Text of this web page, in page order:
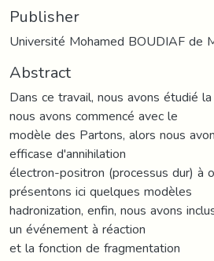
Publisher
Université Mohamed BOUDIAF de
Abstract
Dans ce travail, nous avons étudié
nous avons commencé avec le
modèle des Partons, alors nous
efficase d'annihilation
électron-positron (processus dur) à
présentons ici quelques modèles
hadronization, enfin, nous avons
un événement à réaction
et la fonction de fragmentation